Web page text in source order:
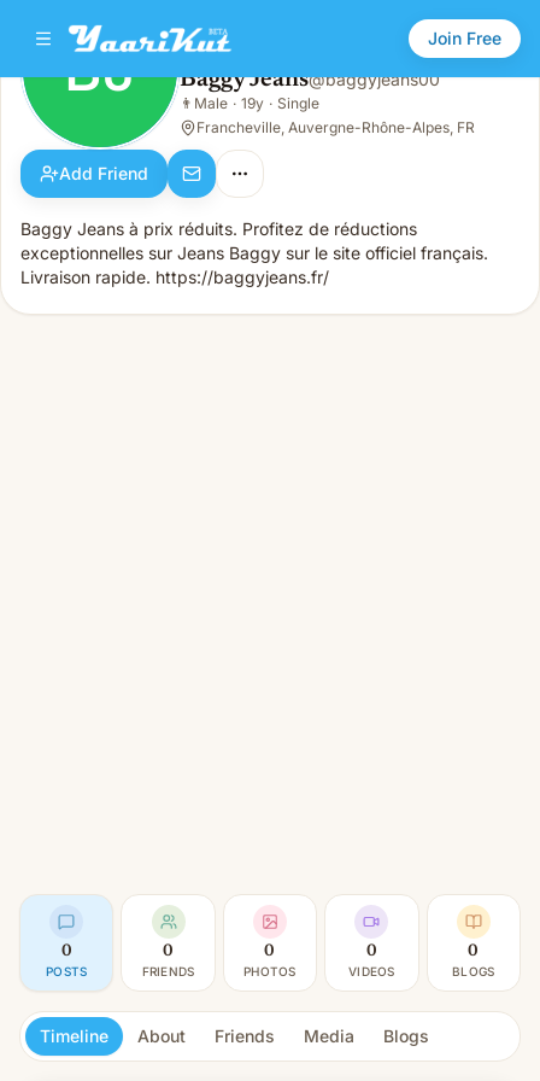
Join Free
BJ Baggy Jeans
Male · 19y · Single
BJ Baggy Jeans@baggyjeans00
👨 Male · 19y · Single
Francheville, Auvergne-Rhône-Alpes, FR
Add Friend
Baggy Jeans à prix réduits. Profitez de réductions
exceptionnelles sur Jeans Baggy sur le site officiel français.
Livraison rapide. https://baggyjeans.fr/
0
POSTS
0
FRIENDS
0
PHOTOS
0
VIDEOS
0
BLOGS
Timeline About Friends Media Blogs